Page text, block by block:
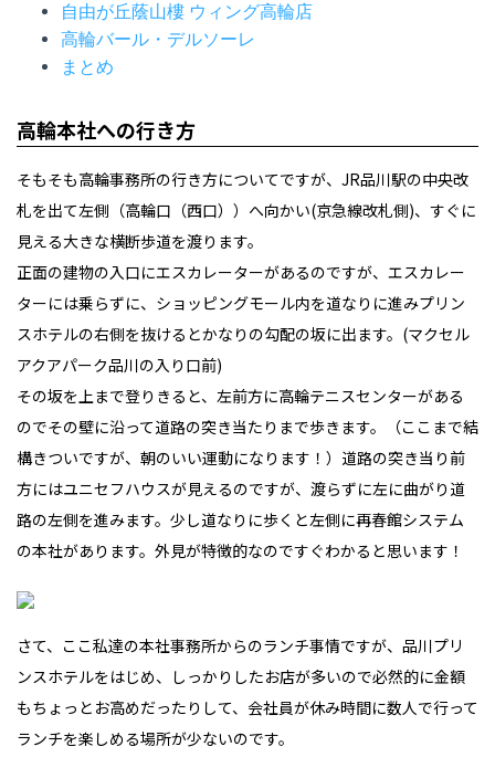
自由が丘蔭山樓 ウィング高輪店
高輪バール・デルソーレ
まとめ
高輪本社への行き方
そもそも高輪事務所の行き方についてですが、JR品川駅の中央改
札を出て左側（高輪口（西口））へ向かい(京急線改札側)、すぐに
見える大きな横断歩道を渡ります。
正面の建物の入口にエスカレーターがあるのですが、エスカレー
ターには乗らずに、ショッピングモール内を道なりに進みプリン
スホテルの右側を抜けるとかなりの勾配の坂に出ます。(マクセル
アクアパーク品川の入り口前)
その坂を上まで登りきると、左前方に高輪テニスセンターがある
のでその壁に沿って道路の突き当たりまで歩きます。（ここまで結
構きついですが、朝のいい運動になります！）道路の突き当り前
方にはユニセフハウスが見えるのですが、渡らずに左に曲がり道
路の左側を進みます。少し道なりに歩くと左側に再春館システム
の本社があります。外見が特徴的なのですぐわかると思います！
さて、ここ私達の本社事務所からのランチ事情ですが、品川プリ
ンスホテルをはじめ、しっかりしたお店が多いので必然的に金額
もちょっとお高めだったりして、会社員が休み時間に数人で行って
ランチを楽しめる場所が少ないのです。